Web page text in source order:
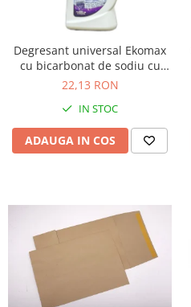
Degresant universal Ekomax
cu bicarbonat de sodiu cu
pulverizator 500ml
22,13 RON
IN STOC
ADAUGA IN COS